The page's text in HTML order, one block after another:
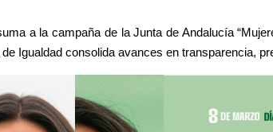
a la campaña de la Junta de Andalucía
Igualdad consolida avances en transparencia,